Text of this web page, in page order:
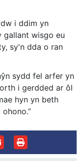
i ddim yn
wisgo eu
sy'n dda o ran
sydd fel arfer yn
i gerdded ar ôl
hyn yn beth